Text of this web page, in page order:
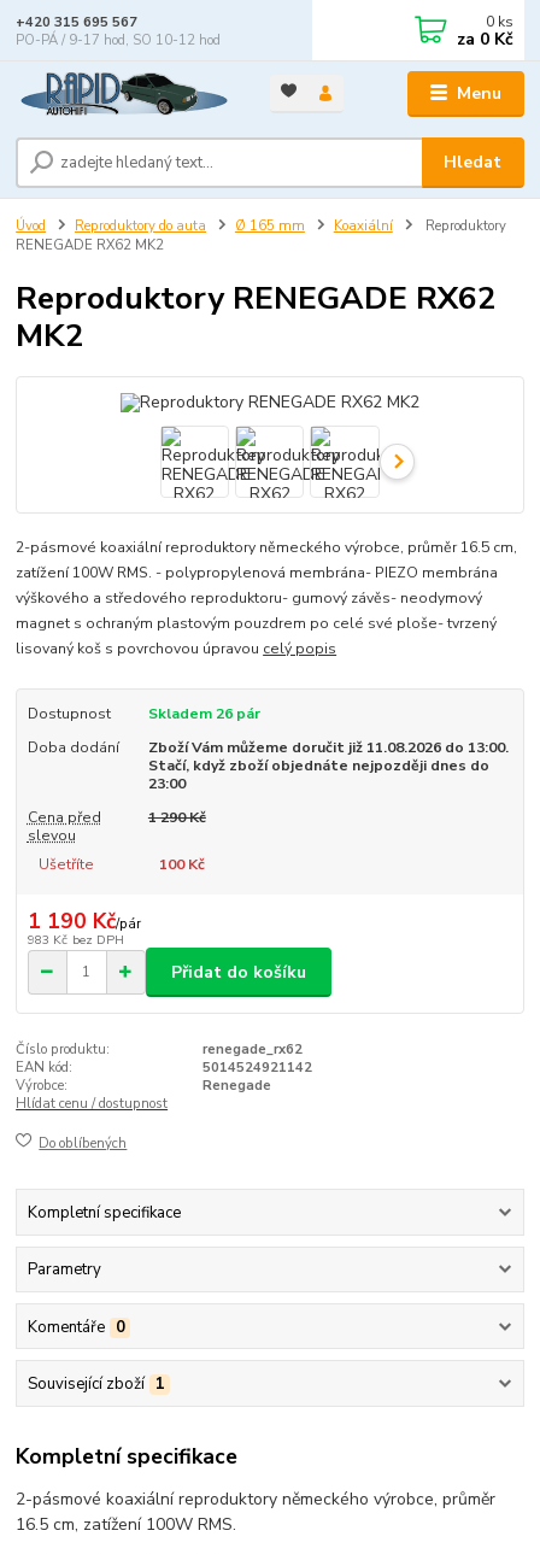
Menu
Hledat
+420 315 695 567
PO-PÁ / 9-17 hod, SO 10-12 hod
0 ks
za 0 Kč
Úvod Reproduktory do auta Ø 165 mm Koaxiální
Reproduktory
RENEGADE RX62 MK2
Reproduktory RENEGADE RX62
MK2
2-pásmové koaxiální reproduktory německého výrobce, průměr 16.5 cm,
zatížení 100W RMS. - polypropylenová membrána- PIEZO membrána
výškového a středového reproduktoru- gumový závěs- neodymový
magnet s ochraným plastovým pouzdrem po celé své ploše- tvrzený
lisovaný koš s povrchovou úpravou celý popis
Dostupnost
Skladem 26 pár
Doba dodání
Zboží Vám můžeme doručit již 11.08.2026 do 13:00.
Stačí, když zboží objednáte nejpozději dnes do
23:00
Cena před
slevou
1 290 Kč
Ušetříte 100 Kč
1 190 Kč/pár
983 Kč bez DPH
Přidat do košíku
Číslo produktu:
renegade_rx62
EAN kód:
5014524921142
Výrobce:
Renegade
Hlídat cenu / dostupnost
Do oblíbených
Kompletní specifikace
Parametry
Komentáře 0
Související zboží 1
Kompletní specifikace
2-pásmové koaxiální reproduktory německého výrobce, průměr
16.5 cm, zatížení 100W RMS.